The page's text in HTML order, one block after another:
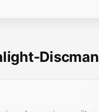
Discman